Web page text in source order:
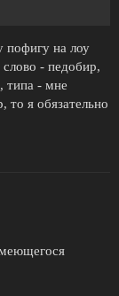
пофигу на лоу
- педобир,
типа - мне
то я обязательно